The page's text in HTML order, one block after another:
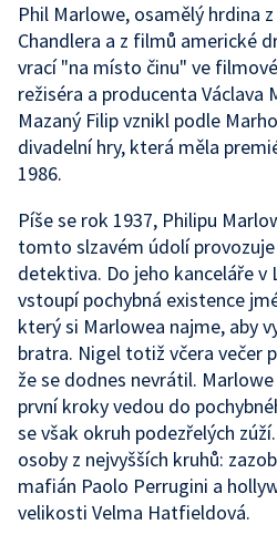
Phil Marlowe, osamělý hrdina
Chandlera a z filmů americké
vrací "na místo činu" ve
režiséra a producenta Václava
Mazaný Filip vznikl podle
divadelní hry, která měla
1986.
Píše se rok 1937, Philipu
tomto slzavém údolí
detektiva. Do jeho kanceláře v
vstoupí pochybná existence
který si Marlowea najme, aby
bratra. Nigel totiž včera večer
že se dodnes nevrátil.
první kroky vedou do
se však okruh podezřelých
osoby z nejvyšších kruhů:
mafián Paolo Perrugini a
velikosti Velma Hatfieldová.